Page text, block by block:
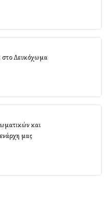
στο Λευκόχωμα
και
μας